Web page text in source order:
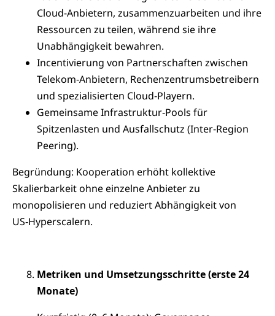
Cloud-Anbietern, zusammenzuarbeiten und ihre
Ressourcen zu teilen, während sie ihre
Unabhängigkeit bewahren.
Incentivierung von Partnerschaften zwischen
Telekom‑Anbietern, Rechenzentrumsbetreibern
und spezialisierten Cloud‑Playern.
Gemeinsame Infrastruktur‑Pools für
Spitzenlasten und Ausfallschutz (Inter‑Region
Peering).
Begründung: Kooperation erhöht kollektive
Skalierbarkeit ohne einzelne Anbieter zu
monopolisieren und reduziert Abhängigkeit von
US‑Hyperscalern.
Metriken und Umsetzungsschritte (erste 24
Monate)